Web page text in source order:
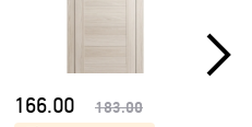
166.00 183.00